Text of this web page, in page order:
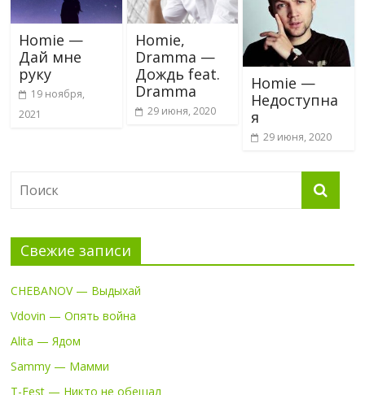
Homie —
Дай мне
руку
19 ноября,
2021
Homie,
Dramma —
Дождь feat.
Dramma
29 июня, 2020
Homie —
Недоступна
я
29 июня, 2020
Свежие записи
CHEBANOV — Выдыхай
Vdovin — Опять война
Alita — Ядом
Sammy — Мамми
T-Fest — Никто не обещал